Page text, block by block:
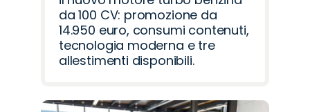
da 100 CV: promozione da
14.950 euro, consumi contenuti,
tecnologia moderna e tre
allestimenti disponibili.